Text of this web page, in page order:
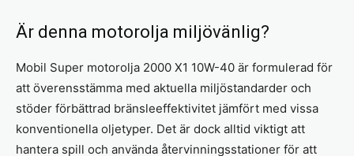
Är denna motorolja miljövänlig?
Mobil Super motorolja 2000 X1 10W-40 är formulerad för
att överensstämma med aktuella miljöstandarder och
stöder förbättrad bränsleeffektivitet jämfört med vissa
konventionella oljetyper. Det är dock alltid viktigt att
hantera spill och använda återvinningsstationer för att